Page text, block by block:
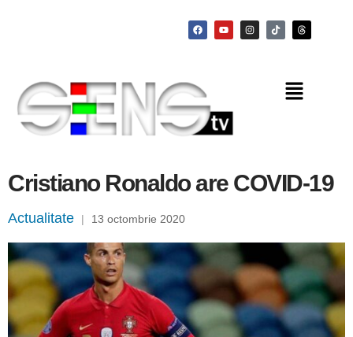
Cristiano Ronaldo are COVID-19
Actualitate | 13 octombrie 2020